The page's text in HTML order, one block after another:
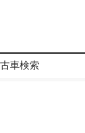
車検索